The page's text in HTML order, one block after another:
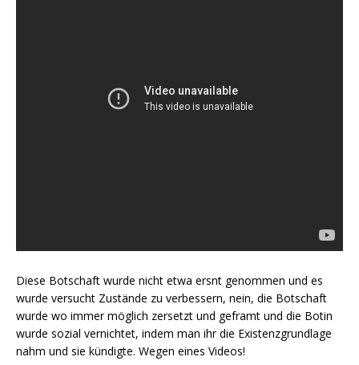
Diese Botschaft wurde nicht etwa ersnt genommen und es
wurde versucht Zustände zu verbessern, nein, die Botschaft
wurde wo immer möglich zersetzt und geframt und die Botin
wurde sozial vernichtet, indem man ihr die Existenzgrundlage
nahm und sie kündigte. Wegen eines Videos!